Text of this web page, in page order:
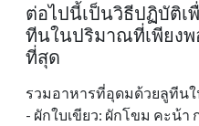
ต่อไปนี้เป็นวิธีปฏิบัติ
ทีนในปริมาณที่เพียง
ที่สุด
รวมอาหารที่อุดมด้วยลูทีน
- ผักใบเขียว: ผักโขม คะน้